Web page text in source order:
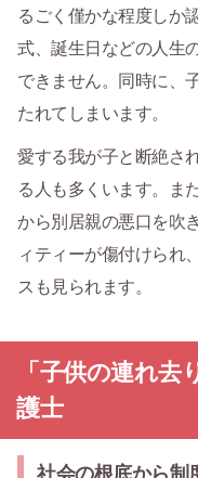
るごく僅かな程度しか
式、誕生日などの人生
できません。同時に、
たれてしまいます。
愛する我が子と断絶さ
る人も多くいます。ま
から別居親の悪口を吹
ィティーが傷付けられ
スも見られます。
「子供の連れ
護士
社会の根底から制